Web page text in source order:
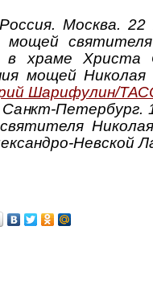
Россия. Москва. 22
мощей
в храме Христа
мощей
Шарифулин/
Санкт-Петербург.
Невской